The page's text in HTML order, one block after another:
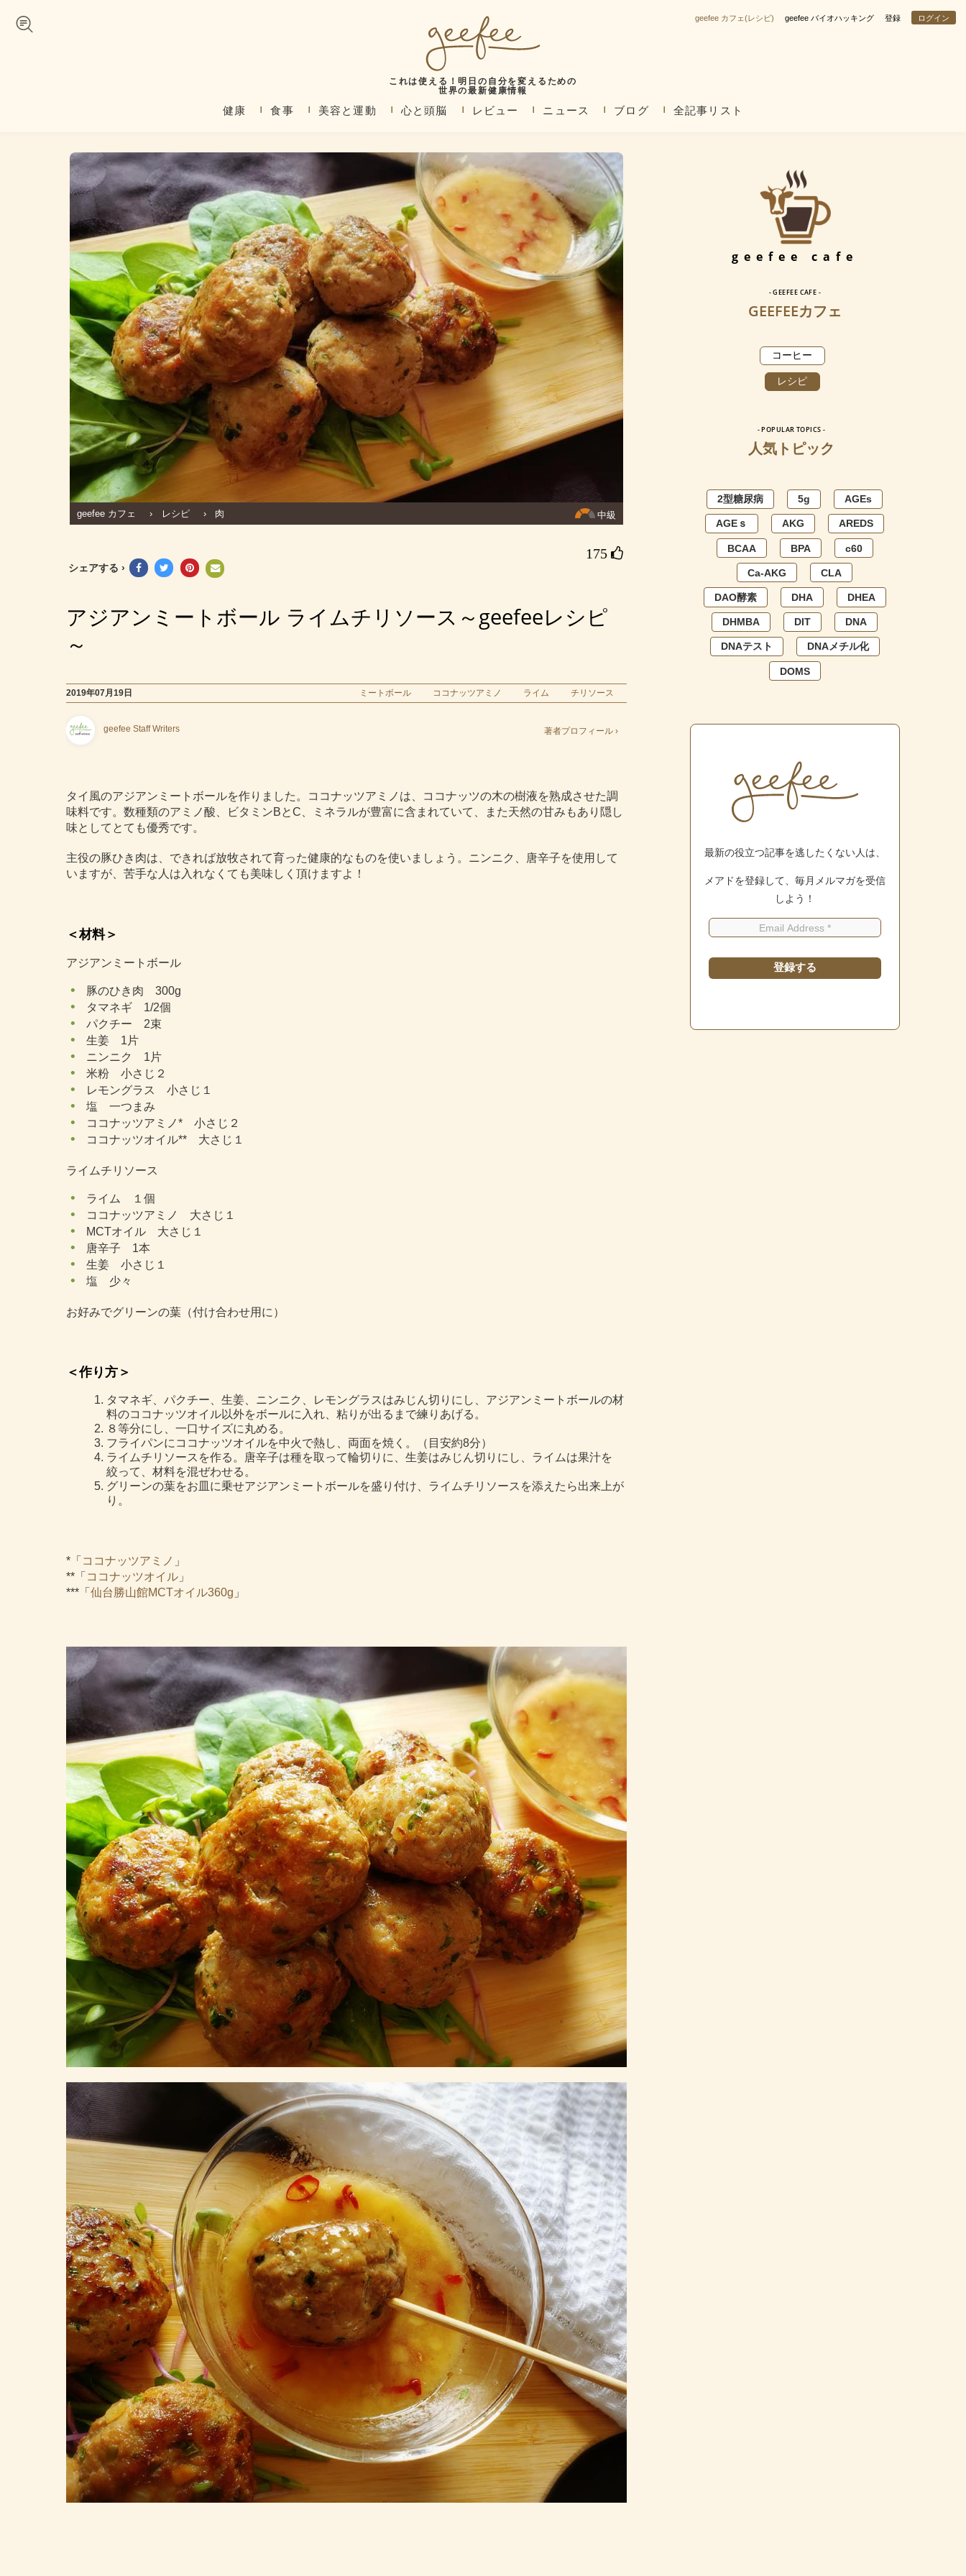
geefee カフェ(レシピ) geefee バイオハッキング 登録 ログイン
これは使える！明日の自分を変えるための
世界の最新健康情報
健康 食事 美容と運動 心と頭脳 レビュー ニュース ブログ 全記事リスト
中級
geefee カフェ › レシピ › 肉
175 
シェアする ›
アジアンミートボール ライムチリソース～geefeeレシピ
～
2019年07月19日 ミートボール ココナッツアミノ ライム チリソース
geefee Staff Writers 著者プロフィール ›
タイ風のアジアンミートボールを作りました。ココナッツアミノは、ココナッツの木の樹液を熟成させた調
味料です。数種類のアミノ酸、ビタミンBとC、ミネラルが豊富に含まれていて、また天然の甘みもあり隠し
味としてとても優秀です。
主役の豚ひき肉は、できれば放牧されて育った健康的なものを使いましょう。ニンニク、唐辛子を使用して
いますが、苦手な人は入れなくても美味しく頂けますよ！
＜材料＞
アジアンミートボール
豚のひき肉 300g
タマネギ 1/2個
パクチー 2束
生姜 1片
ニンニク 1片
米粉 小さじ２
レモングラス 小さじ１
塩 一つまみ
ココナッツアミノ* 小さじ２
ココナッツオイル** 大さじ１
ライムチリソース
ライム １個
ココナッツアミノ 大さじ１
MCTオイル 大さじ１
唐辛子 1本
生姜 小さじ１
塩 少々
お好みでグリーンの葉（付け合わせ用に）
＜作り方＞
タマネギ、パクチー、生姜、ニンニク、レモングラスはみじん切りにし、アジアンミートボールの材
料のココナッツオイル以外をボールに入れ、粘りが出るまで練りあげる。
８等分にし、一口サイズに丸める。
フライパンにココナッツオイルを中火で熱し、両面を焼く。（目安約8分）
ライムチリソースを作る。唐辛子は種を取って輪切りに、生姜はみじん切りにし、ライムは果汁を
絞って、材料を混ぜわせる。
グリーンの葉をお皿に乗せアジアンミートボールを盛り付け、ライムチリソースを添えたら出来上が
り。
*「 ココナッツアミノ 」
**「 ココナッツオイル 」
***「仙台勝山館MCTオイル360g 」
geefee cafe
- GEEFEE CAFE -
GEEFEEカフェ
コーヒー
レシピ
- POPULAR TOPICS -
人気トピック
2型糖尿病 5g AGEs
AGEｓ AKG AREDS
BCAA BPA c60
Ca-AKG CLA
DAO酵素 DHA DHEA
DHMBA DIT DNA
DNAテスト DNAメチル化
DOMS
最新の役立つ記事を逃したくない人は、
メアドを登録して、毎月メルマガを受信
しよう！